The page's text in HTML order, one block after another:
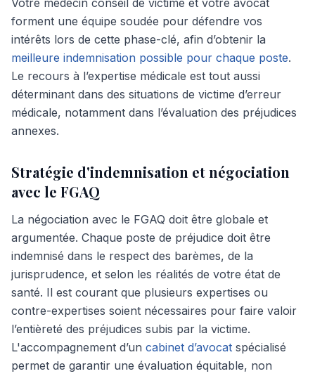
Votre médecin conseil de victime et votre avocat
forment une équipe soudée pour défendre vos
intérêts lors de cette phase-clé, afin d’obtenir la
meilleure indemnisation possible pour chaque poste.
Le recours à l’expertise médicale est tout aussi
déterminant dans des situations de victime d’erreur
médicale, notamment dans l’évaluation des préjudices
annexes.
Stratégie d'indemnisation et négociation
avec le FGAQ
La négociation avec le FGAQ doit être globale et
argumentée. Chaque poste de préjudice doit être
indemnisé dans le respect des barèmes, de la
jurisprudence, et selon les réalités de votre état de
santé. Il est courant que plusieurs expertises ou
contre-expertises soient nécessaires pour faire valoir
l’entièreté des préjudices subis par la victime.
L'accompagnement d’un cabinet d’avocat spécialisé
permet de garantir une évaluation équitable, non